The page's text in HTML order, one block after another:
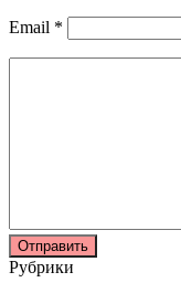
Email *
Рубрики